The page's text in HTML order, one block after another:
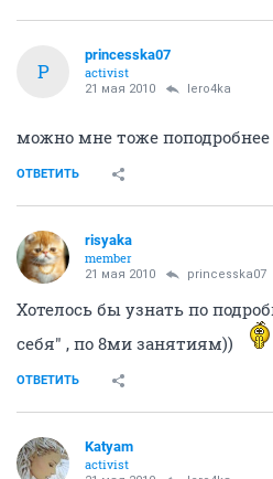
P
princesska07
activist
21 мая 2010 lero4ka
можно мне тоже
ОТВЕТИТЬ
risyaka
member
21 мая 2010 princesska07
Хотелось бы узнать по
себя" , по 8ми занятиям))
ОТВЕТИТЬ
Katyam
activist